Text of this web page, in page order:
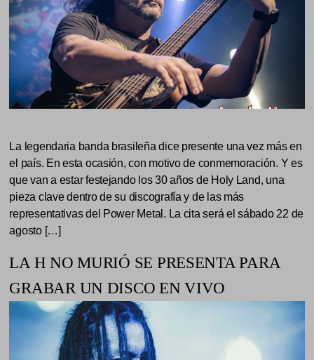
La legendaria banda brasileña dice presente una vez más en
el país. En esta ocasión, con motivo de conmemoración. Y es
que van a estar festejando los 30 años de Holy Land, una
pieza clave dentro de su discografía y de las más
representativas del Power Metal. La cita será el sábado 22 de
agosto […]
LA H NO MURIÓ SE PRESENTA PARA
GRABAR UN DISCO EN VIVO